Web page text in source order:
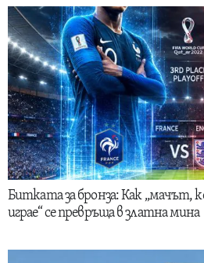
Битката за бронза: Как „мачът,
играе“ се превръща в златна мина